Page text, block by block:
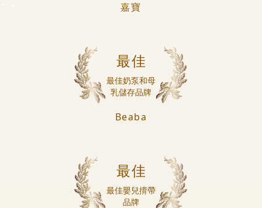
嘉寶
最佳
最佳奶泵和母
乳儲存品牌
Beaba
最佳
最佳嬰兒揹帶
品牌